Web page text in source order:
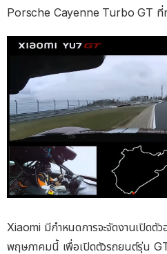
Porsche Cayenne Turbo GT ที่ท
Xiaomi มีกำหนดการจะจัดงานเปิดตั
พฤษภาคมนี้ เพื่อเปิดตัวรถยนต์รุ่น